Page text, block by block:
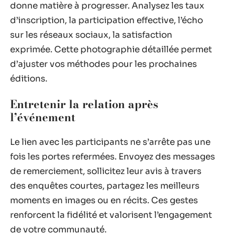
donne matière à progresser. Analysez les taux
d’inscription, la participation effective, l’écho
sur les réseaux sociaux, la satisfaction
exprimée. Cette photographie détaillée permet
d’ajuster vos méthodes pour les prochaines
éditions.
Entretenir la relation après
l’événement
Le lien avec les participants ne s’arrête pas une
fois les portes refermées. Envoyez des messages
de remerciement, sollicitez leur avis à travers
des enquêtes courtes, partagez les meilleurs
moments en images ou en récits. Ces gestes
renforcent la fidélité et valorisent l’engagement
de votre communauté.